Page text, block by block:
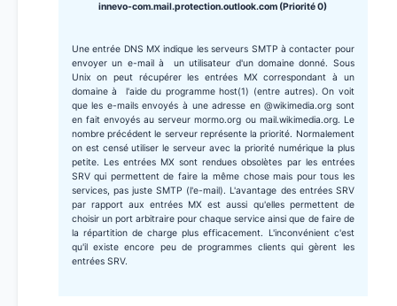
innevo-com.mail.protection.outlook.com (Priorité 0)
Une entrée DNS MX indique les serveurs SMTP à contacter pour
envoyer un e-mail à un utilisateur d'un domaine donné. Sous
Unix on peut récupérer les entrées MX correspondant à un
domaine à l'aide du programme host(1) (entre autres). On voit
que les e-mails envoyés à une adresse en @wikimedia.org sont
en fait envoyés au serveur mormo.org ou mail.wikimedia.org. Le
nombre précédent le serveur représente la priorité. Normalement
on est censé utiliser le serveur avec la priorité numérique la plus
petite. Les entrées MX sont rendues obsolètes par les entrées
SRV qui permettent de faire la même chose mais pour tous les
services, pas juste SMTP (l'e-mail). L'avantage des entrées SRV
par rapport aux entrées MX est aussi qu'elles permettent de
choisir un port arbitraire pour chaque service ainsi que de faire de
la répartition de charge plus efficacement. L'inconvénient c'est
qu'il existe encore peu de programmes clients qui gèrent les
entrées SRV.